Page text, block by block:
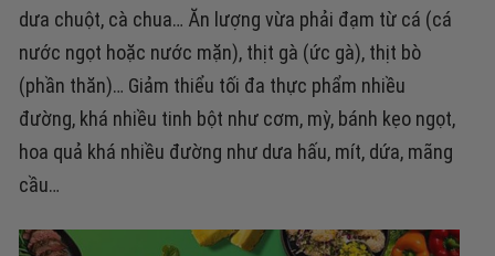
dưa chuột, cà chua… Ăn lượng vừa phải đạm từ cá (cá
nước ngọt hoặc nước mặn), thịt gà (ức gà), thịt bò
(phần thăn)… Giảm thiểu tối đa thực phẩm nhiều
đường, khá nhiều tinh bột như cơm, mỳ, bánh kẹo ngọt,
hoa quả khá nhiều đường như dưa hấu, mít, dứa, mãng
cầu…